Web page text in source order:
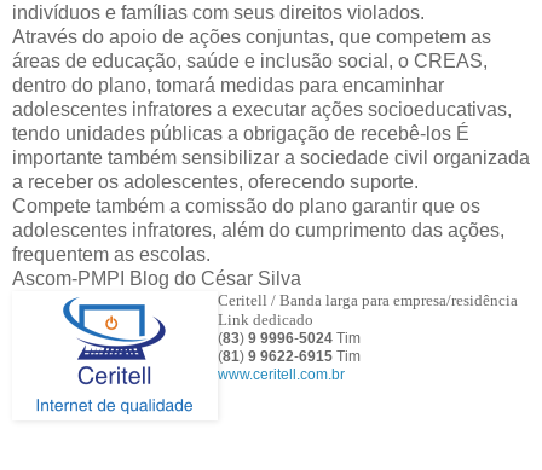
indivíduos e famílias com seus direitos violados.
Através do apoio de ações conjuntas, que competem as
áreas de educação, saúde e inclusão social, o CREAS,
dentro do plano, tomará medidas para encaminhar
adolescentes infratores a executar ações socioeducativas,
tendo unidades públicas a obrigação de recebê-los É
importante também sensibilizar a sociedade civil organizada
a receber os adolescentes, oferecendo suporte.
Compete também a comissão do plano garantir que os
adolescentes infratores, além do cumprimento das ações,
frequentem as escolas.
Ascom-PMPI Blog do César Silva
Ceritell / Banda larga para empresa/residência
Link dedicado
(83) 9 9996-5024 Tim
(81) 9 9622-6915 Tim
www.ceritell.com.br